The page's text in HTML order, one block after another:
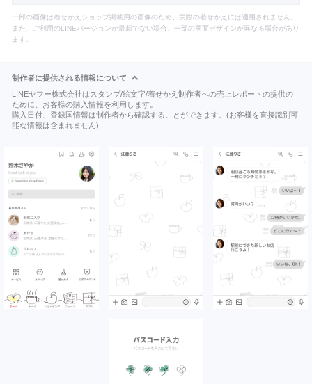
一部の画像は着せかえショップ掲載用の画像のため、実際の着せかえには適用されません。
また、ご利用のLINEバージョンが最新でない場合、一部の画面デザインが異なる場合があり
ます。
制作者に提供される情報について
LINEヤフー株式会社はスタンプ/絵文字/着せかえ制作者への売上レポートの提供の
ために、お客様の購入情報を利用します。
購入日付、登録国情報は制作者から確認することができます。(お客様を直接識別可
能な情報は含まれません)